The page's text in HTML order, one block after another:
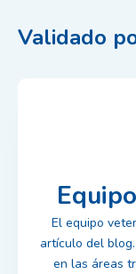
Validado
El equipo
artículo del
en las áreas